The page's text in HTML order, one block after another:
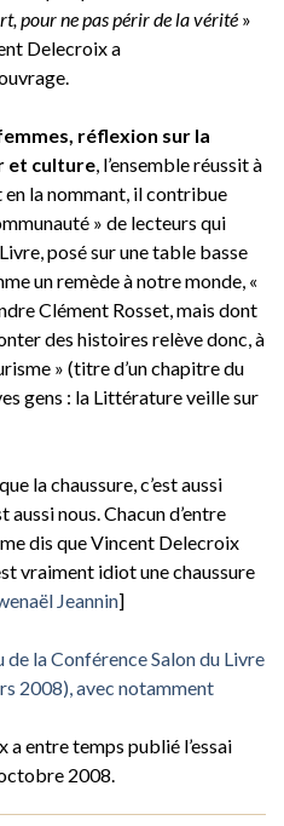
pour ne pas périr de la vérité »
Delecroix a
réflexion sur la
et culture , l’ensemble réussit à
la nommant, il contribue
» de lecteurs qui
posé sur une table basse
un remède à notre monde, «
Clément Rosset, mais dont
des histoires relève donc, à
» (titre d’un chapitre du
gens : la Littérature veille sur
la chaussure, c’est aussi
nous. Chacun d’entre
me dis que Vincent Delecroix
vraiment idiot une chaussure
Jeannin]
la Conférence Salon du Livre
2008), avec notamment
entre temps publié l’essai
2008.